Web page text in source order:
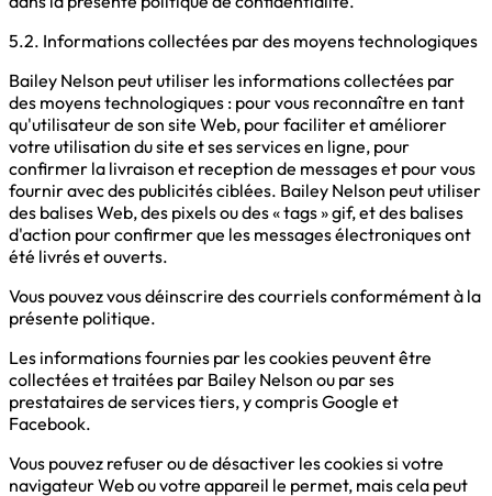
5.2. Informations collectées par des moyens technologiques
Bailey Nelson peut utiliser les informations collectées par
des moyens technologiques : pour vous reconnaître en tant
qu'utilisateur de son site Web, pour faciliter et améliorer
votre utilisation du site et ses services en ligne, pour
confirmer la livraison et reception de messages et pour vous
fournir avec des publicités ciblées. Bailey Nelson peut utiliser
des balises Web, des pixels ou des « tags » gif, et des balises
d'action pour confirmer que les messages électroniques ont
été livrés et ouverts.
Vous pouvez vous déinscrire des courriels conformément à la
présente politique.
Les informations fournies par les cookies peuvent être
collectées et traitées par Bailey Nelson ou par ses
prestataires de services tiers, y compris Google et
Facebook.
Vous pouvez refuser ou de désactiver les cookies si votre
navigateur Web ou votre appareil le permet, mais cela peut